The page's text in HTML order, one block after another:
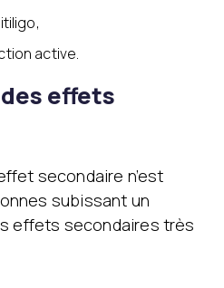
active.
effets
secondaire n’est
subissant un
effets secondaires très